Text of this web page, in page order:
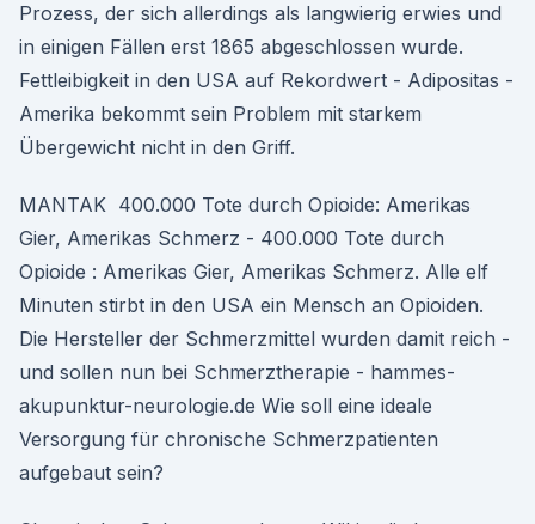
Prozess, der sich allerdings als langwierig erwies und
in einigen Fällen erst 1865 abgeschlossen wurde.
Fettleibigkeit in den USA auf Rekordwert - Adipositas -
Amerika bekommt sein Problem mit starkem
Übergewicht nicht in den Griff.
MANTAK 400.000 Tote durch Opioide: Amerikas
Gier, Amerikas Schmerz - 400.000 Tote durch
Opioide : Amerikas Gier, Amerikas Schmerz. Alle elf
Minuten stirbt in den USA ein Mensch an Opioiden.
Die Hersteller der Schmerzmittel wurden damit reich -
und sollen nun bei Schmerztherapie - hammes-
akupunktur-neurologie.de Wie soll eine ideale
Versorgung für chronische Schmerzpatienten
aufgebaut sein?